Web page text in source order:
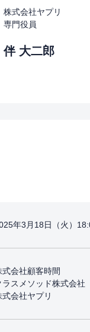
株式会社ヤプリ
専門役員
伴 大二郎
年3月18日（火）
式会社顧客時間
ラスメソッド株式会社
式会社ヤプリ